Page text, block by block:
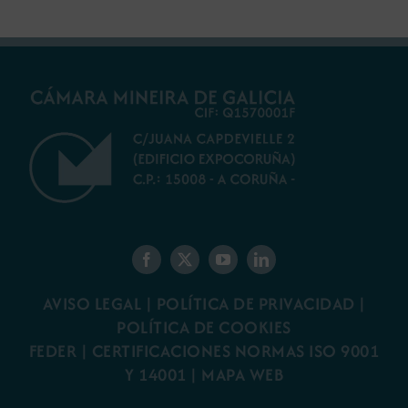
AVISO LEGAL | POLÍTICA DE PRIVACIDAD |
POLÍTICA DE COOKIES
FEDER | CERTIFICACIONES NORMAS ISO 9001
Y 14001 | MAPA WEB